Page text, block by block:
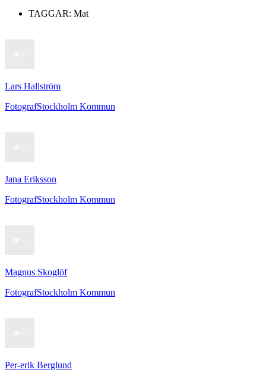
TAGGAR: Mat
Lars Hallström
FotografStockholm Kommun
Jana Eriksson
FotografStockholm Kommun
Magnus Skoglöf
FotografStockholm Kommun
Per-erik Berglund